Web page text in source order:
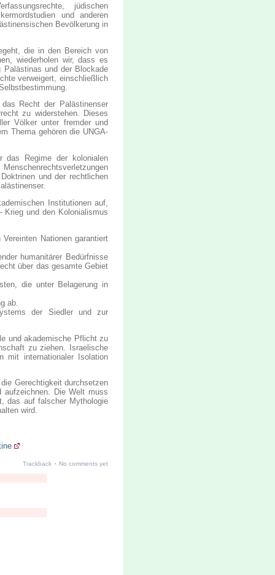
jüdischen
und anderen
Bevölkerung in
die in den Bereich von
wiederholen wir, dass es
Palästinas und der Blockade
verweigert, einschließlich
Recht der Palästinenser
zu widerstehen. Dieses
Völker unter fremder und
Thema gehören die UNGA-
das Regime der kolonialen
und der rechtlichen
Institutionen auf,
Krieg und den Kolonialismus
Nationen garantiert
humanitärer Bedürfnisse
über das gesamte Gebiet
die unter Belagerung in
ab.
der Siedler und zur
und akademische Pflicht zu
zu ziehen. Israelische
mit internationaler Isolation
Gerechtigkeit durchsetzen
aufzeichnen. Die Welt muss
das auf falscher Mythologie
wird.
Trackback · No comments yet